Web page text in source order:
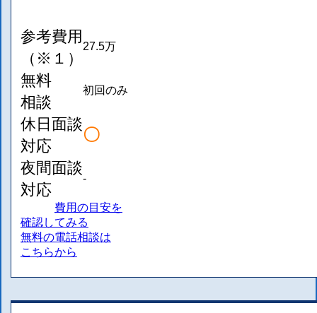
参考費用
（※１）
27.5万
無料
相談
初回のみ
休日面談
対応
〇
夜間面談
対応
-
費用の目安を
確認してみる
無料の電話相談は
こちらから